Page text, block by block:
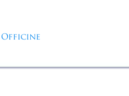
▼
Officine